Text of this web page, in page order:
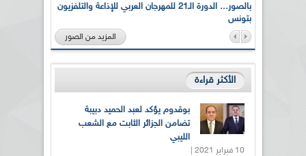
بالصور... الدورة الـ21 للمهرجان العربي للإذاعة والتلفزيون
بتونس
المزيد من الصور
الأكثر قراءة
بوقدوم يؤكد لعبد الحميد دبيبة
تضامن الجزائر الثابت مع الشعب
الليبي
10 فبراير 2021 |